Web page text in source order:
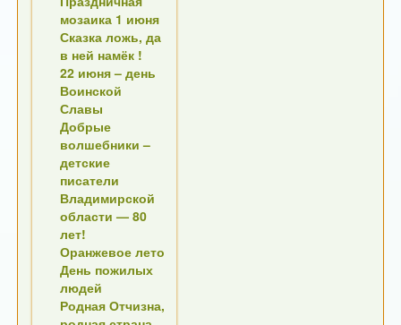
мозаика 1 июня
Сказка ложь, да
в ней намёк !
22 июня – день
Воинской
Славы
Добрые
волшебники –
детские
писатели
Владимирской
области — 80
лет!
Оранжевое лето
День пожилых
людей
Родная Отчизна,